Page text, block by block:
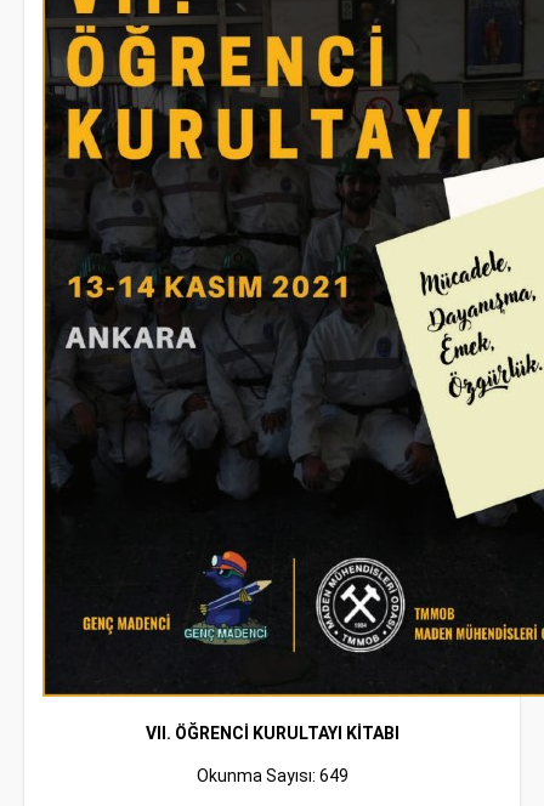
VII. ÖĞRENCİ KURULTAYI KİTABI
Okunma Sayısı: 649